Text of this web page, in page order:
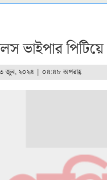
ভাইপার
জুন, ২০২৪ | ০৪:৪৮ অপরাহ্ণ